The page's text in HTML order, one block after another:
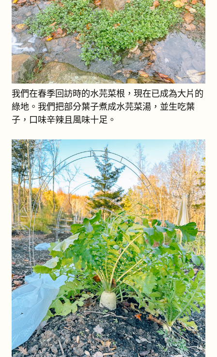
我們在春季回訪時的水芫菜根，現在已成為大片的
綠地。我們把部分葉子煮成水芫菜湯，並生吃葉
子，口味辛辣且風味十足。